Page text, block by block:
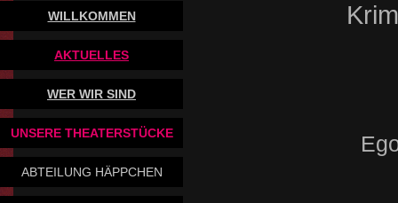
WILLKOMMEN
AKTUELLES
WER WIR SIND
UNSERE THEATERSTÜCKE
ABTEILUNG HÄPPCHEN